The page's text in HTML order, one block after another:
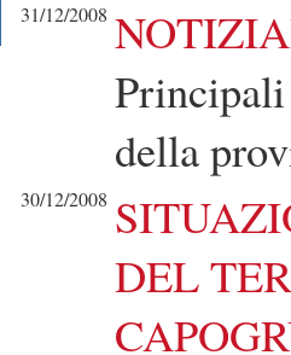
31/12/2008
della
30/12/2008
DEL